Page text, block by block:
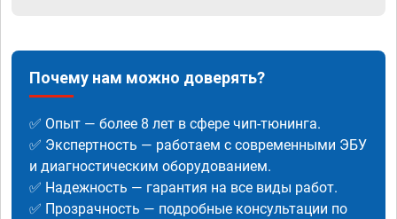
Почему нам можно доверять?
✅ Опыт — более 8 лет в сфере чип-тюнинга.
✅ Экспертность — работаем с современными ЭБУ
и диагностическим оборудованием.
✅ Надежность — гарантия на все виды работ.
✅ Прозрачность — подробные консультации по